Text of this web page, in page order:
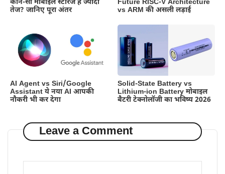
कौन-सी मोबाइल स्टोरेज है ज्यादा
तेज? जानिए पूरा अंतर
Future RISC-V Architecture
vs ARM की असली लड़ाई
AI Agent vs Siri/Google
Assistant ये नया AI आपकी
नौकरी भी कर देगा
Solid-State Battery vs
Lithium-ion Battery मोबाइल
बैटरी टेक्नोलॉजी का भविष्य 2026
Leave a Comment